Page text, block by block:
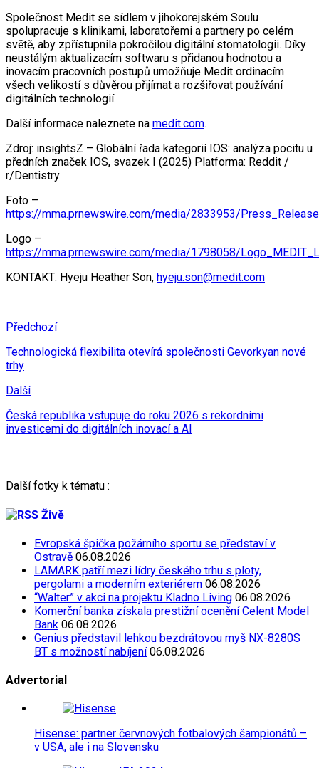
Společnost Medit se sídlem v jihokorejském Soulu
spolupracuje s klinikami, laboratořemi a partnery po celém
světě, aby zpřístupnila pokročilou digitální stomatologii. Díky
neustálým aktualizacím softwaru s přidanou hodnotou a
inovacím pracovních postupů umožňuje Medit ordinacím
všech velikostí s důvěrou přijímat a rozšiřovat používání
digitálních technologií.
Další informace naleznete na medit.com.
Zdroj: insightsZ – Globální řada kategorií IOS: analýza pocitu u
předních značek IOS, svazek I (2025) Platforma: Reddit /
r/Dentistry
Foto –
https://mma.prnewswire.com/media/2833953/
Logo –
https://mma.prnewswire.com/media/1798058/
KONTAKT: Hyeju Heather Son, hyeju.son@medit.com
Předchozí
Technologická flexibilita otevírá společnosti Gevorkyan nové
trhy
Další
Česká republika vstupuje do roku 2026 s rekordními
investicemi do digitálních inovací a AI
Další fotky k tématu :
Živě
Evropská špička požárního sportu se představí v
Ostravě 06.08.2026
LAMARK patří mezi lídry českého trhu s ploty,
pergolami a moderním exteriérem 06.08.2026
“Walter” v akci na projektu Kladno Living 06.08.2026
Komerční banka získala prestižní ocenění Celent Model
Bank 06.08.2026
Genius představil lehkou bezdrátovou myš NX-8280S
BT s možností nabíjení 06.08.2026
Advertorial
Hisense: partner červnových fotbalových šampionátů –
v USA, ale i na Slovensku